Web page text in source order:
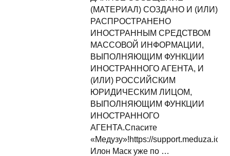
(МАТЕРИАЛ) СОЗДАНО И (ИЛИ)
РАСПРОСТРАНЕНО
ИНОСТРАННЫМ СРЕДСТВОМ
МАССОВОЙ ИНФОРМАЦИИ,
ВЫПОЛНЯЮЩИМ ФУНКЦИИ
ИНОСТРАННОГО АГЕНТА, И
(ИЛИ) РОССИЙСКИМ
ЮРИДИЧЕСКИМ ЛИЦОМ,
ВЫПОЛНЯЮЩИМ ФУНКЦИИ
ИНОСТРАННОГО
АГЕНТА.Спасите
«Медузу»!https://support.meduza.io
Илон Маск уже по …